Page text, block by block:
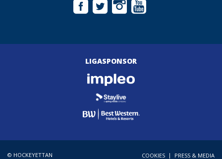
LIGASPONSOR
© HOCKEYETTAN COOKIES | PRESS & MEDIA